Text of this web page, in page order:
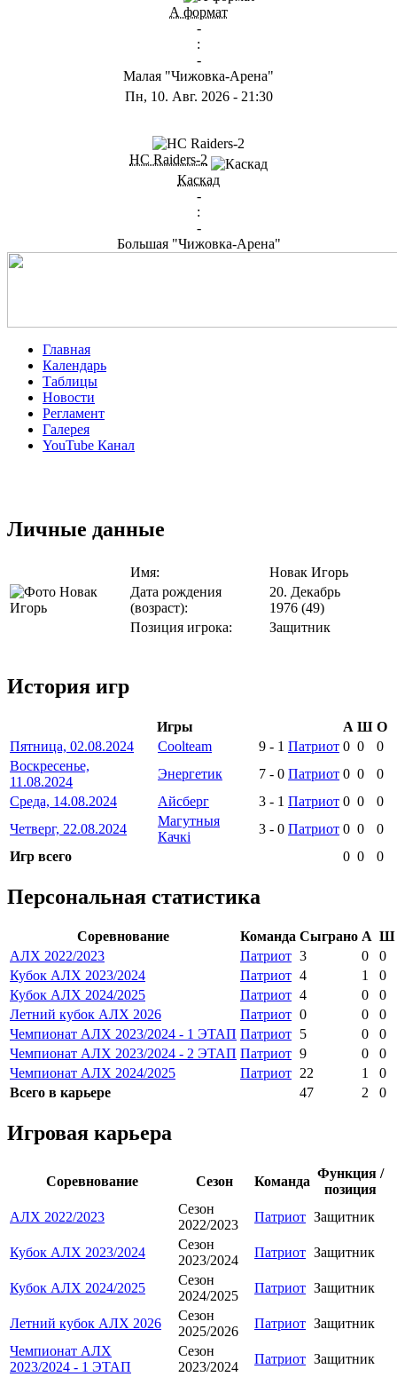
А формат
-
:
-
Малая "Чижовка-Арена"
Пн, 10. Авг. 2026- 21:30
HC Raiders-2
Каскад
-
:
-
Большая "Чижовка-Арена"
Главная
Календарь
Таблицы
Новости
Регламент
Галерея
YouTube Канал
Личные данные
Имя:
Новак Игорь
Дата рождения
(возраст):
20. Декабрь
1976 (49)
Позиция игрока:
Защитник
История игр
Игры А Ш О
Пятница, 02.08.2024
Coolteam 9 - 1 Патриот 0 0
0
Воскресенье,
11.08.2024
Энергетик 7 - 0 Патриот 0 0
0
Среда, 14.08.2024
Айсберг 3 - 1 Патриот 0 0
0
Четверг, 22.08.2024
Магутныя
Качкі
3 - 0 Патриот 0 0
0
Игр всего
0 0 0
Персональная статистика
Соревнование Команда Сыграно А Ш
АЛХ 2022/2023
Патриот 3 0
0
Кубок АЛХ 2023/2024
Патриот 4 1
0
Кубок АЛХ 2024/2025
Патриот 4 0
0
Летний кубок АЛХ 2026
Патриот 0 0
0
Чемпионат АЛХ 2023/2024 - 1 ЭТАП Патриот 5 0
0
Чемпионат АЛХ 2023/2024 - 2 ЭТАП Патриот 9 0
0
Чемпионат АЛХ 2024/2025
Патриот 22 1
0
Всего в карьере
47 2 0
Игровая карьера
Соревнование Сезон Команда
Функция /
позиция
АЛХ 2022/2023
Сезон
2022/2023
Патриот Защитник
Кубок АЛХ 2023/2024
Сезон
2023/2024
Патриот Защитник
Кубок АЛХ 2024/2025
Сезон
2024/2025
Патриот Защитник
Летний кубок АЛХ 2026
Сезон
2025/2026
Патриот Защитник
Чемпионат АЛХ
2023/2024 - 1 ЭТАП
Сезон
2023/2024
Патриот Защитник